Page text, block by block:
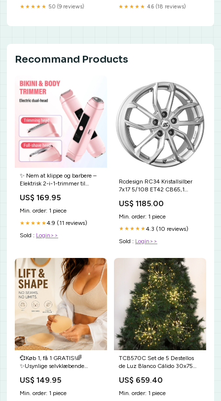
★★★★★ 5.0 (9 reviews) ★★★★★ 4.6 (18 reviews)
Recommand Products
✨ Nem at klippe og barbere –
Elektrisk 2-i-1-trimmer til
betaling ved levering 🔋 lights
US$ 169.95
Min. order: 1 piece
★★★★★4.9 (11 reviews)
Sold : Login>>
Rcdesign RC34 Kristallsilber
7x17 5/108 ET42 CB65,1
US$ 1185.00
Min. order: 1 piece
★★★★★4.3 (10 reviews)
Sold : Login>>
💞Køb 1, få 1 GRATIS!🌈
✨Usynlige selvklæbende
løftende effekt til kvinder Golf
US$ 149.95
Min. order: 1 piece
TCB570C Set de 5 Destellos
de Luz Blanco Cálido 30x75
US$ 659.40
Min. order: 1 piece